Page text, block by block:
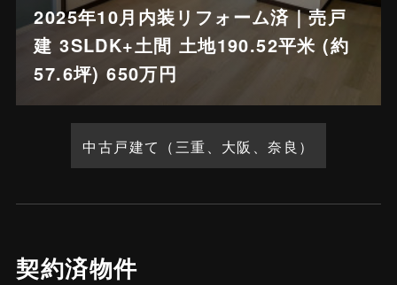
2025年10月内装リフォーム済｜売戸
建 3SLDK+土間 土地190.52平米 (約
57.6坪) 650万円
中古戸建て（三重、大阪、奈良）
契約済物件